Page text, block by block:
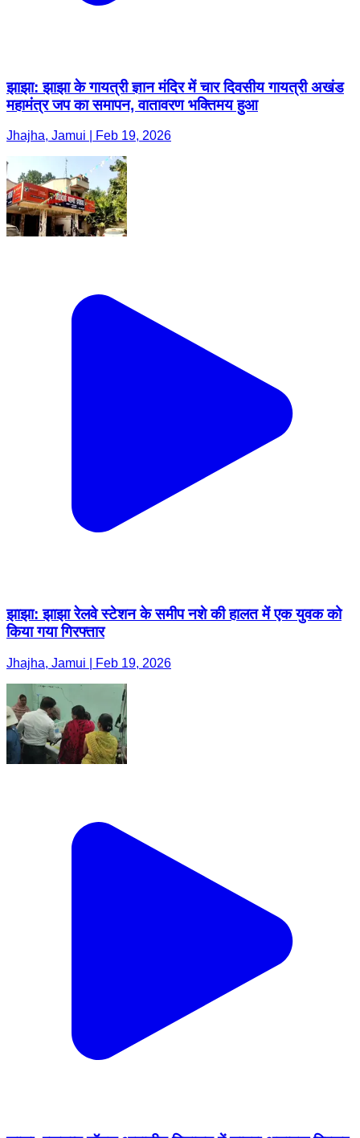
झाझा: झाझा के गायत्री ज्ञान मंदिर में चार दिवसीय गायत्री अखंड
महामंत्र जप का समापन, वातावरण भक्तिमय हुआ
Jhajha, Jamui | Feb 19, 2026
झाझा: झाझा रेलवे स्टेशन के समीप नशे की हालत में एक युवक को
किया गया गिरफ्तार
Jhajha, Jamui | Feb 19, 2026